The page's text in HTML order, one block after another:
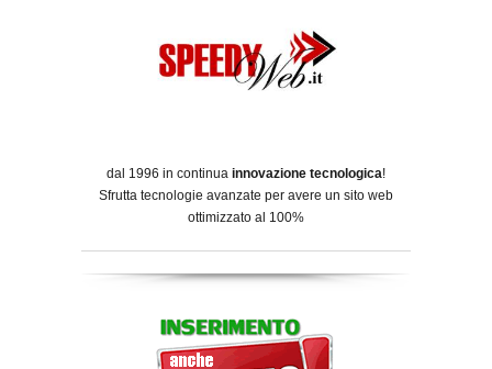
dal 1996 in continua innovazione tecnologica!
Sfrutta tecnologie avanzate per avere un sito web
ottimizzato al 100%